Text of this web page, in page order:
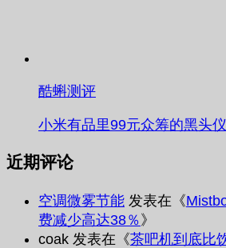
酷蝌测评
小米有品里99元众筹的黑头
近期评论
空调微雾节能 发表在《
费减少高达38％》
coak 发表在《茶吧机到底比